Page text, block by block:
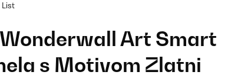
List
Art Smart
s Motivom Zlatni